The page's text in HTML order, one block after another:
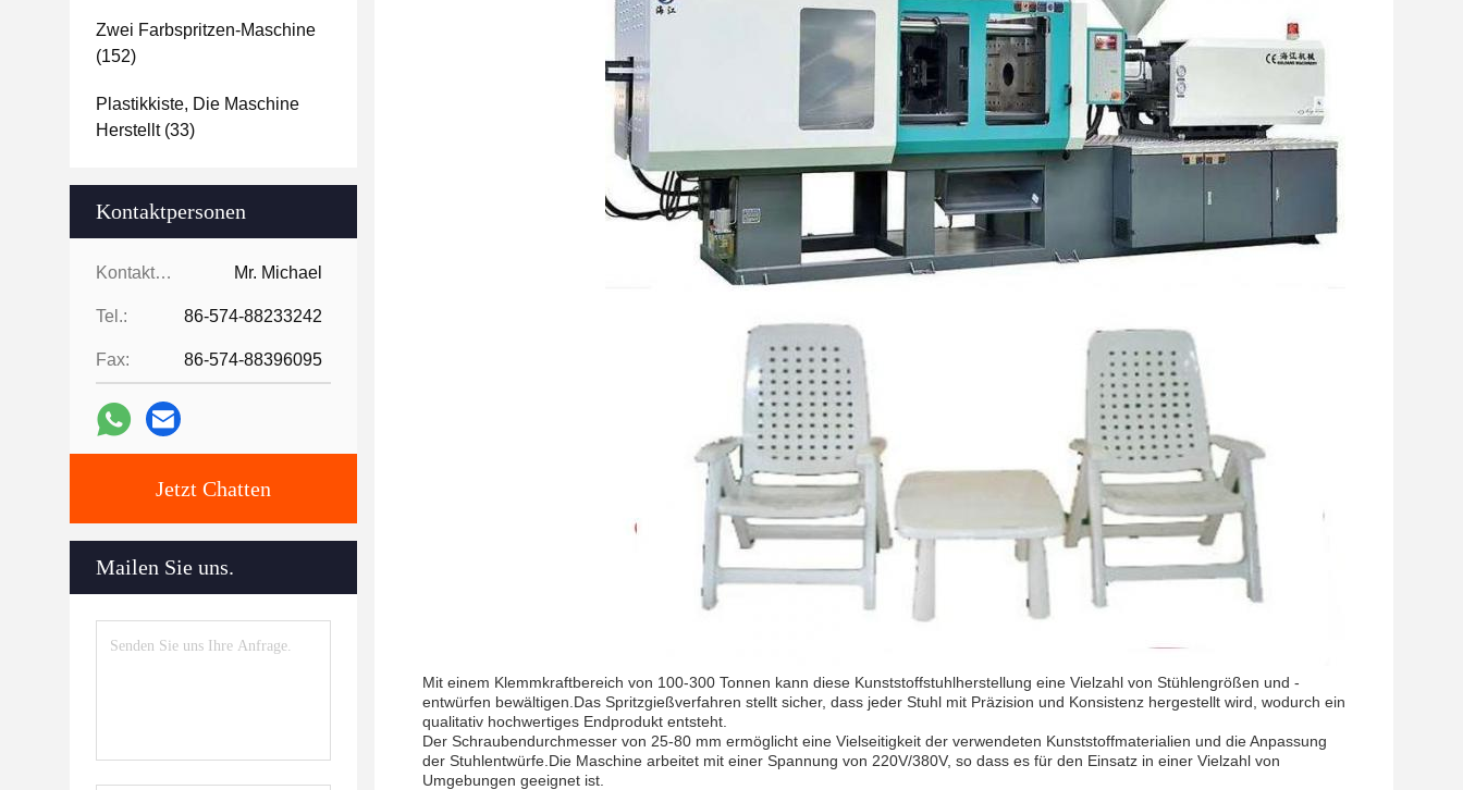
Zwei Farbspritzen-Maschine
(152)
Plastikkiste, Die Maschine
Herstellt(33)
Kontaktpersonen
Kontaktpersonen: Mr. Michael
Tel.: 86-574-88233242
Fax: 86-574-88396095
Jetzt Chatten
Mailen Sie uns.
Mit einem Klemmkraftbereich von 100-300 Tonnen kann diese Kunststoffstuhlherstellung eine Vielzahl von Stühlengrößen und -
entwürfen bewältigen.Das Spritzgießverfahren stellt sicher, dass jeder Stuhl mit Präzision und Konsistenz hergestellt wird, wodurch ein
qualitativ hochwertiges Endprodukt entsteht.
Der Schraubendurchmesser von 25-80 mm ermöglicht eine Vielseitigkeit der verwendeten Kunststoffmaterialien und die Anpassung
der Stuhlentwürfe.Die Maschine arbeitet mit einer Spannung von 220V/380V, so dass es für den Einsatz in einer Vielzahl von
Umgebungen geeignet ist.